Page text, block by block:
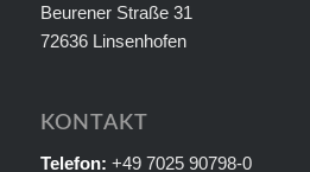
Beurener Straße 31
72636 Linsenhofen
KONTAKT
Telefon: +49 7025 90798-0